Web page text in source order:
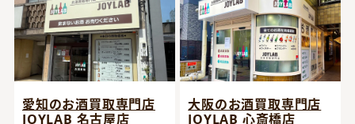
愛知のお酒買取専門店
JOYLAB 名古屋店
大阪のお酒買取専門店
JOYLAB 心斎橋店